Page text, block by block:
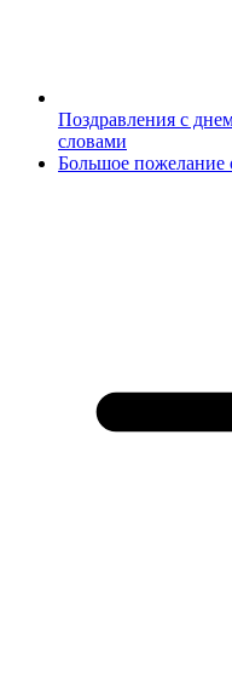
Поздравления с
словами
Большое пожелание